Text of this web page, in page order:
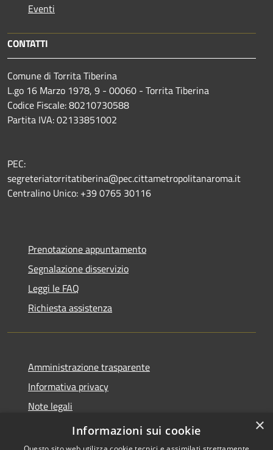
Eventi
CONTATTI
Comune di Torrita Tiberina
L.go 16 Marzo 1978, 9 - 00060 - Torrita Tiberina
Codice Fiscale: 80210730588
Partita IVA: 02133851002
PEC:
segreteriatorritatiberina@pec.cittametropolitanaroma.it
Centralino Unico: +39 0765 30116
Prenotazione appuntamento
Segnalazione disservizio
Leggi le FAQ
Richiesta assistenza
Amministrazione trasparente
Informativa privacy
Note legali
Dichiarazione di accessibilità
×
Informazioni sui cookie